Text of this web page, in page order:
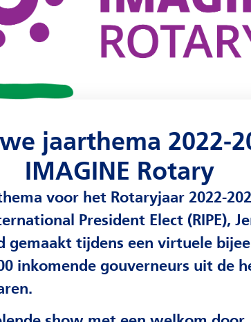
2022-2023
Rotary
het Rotaryjaar 2022-2023 is door
tijdens een virtuele bijeenkomst
show met een welkom door Jennifer
het is dat we elkaar als inkomende
president niet live kunnen zien
voor te bereiden op het komende
ze daarna een bijzonder inspirerende
op het nieuwe jaarthema. Waarbij
inspireren door de song "Imagine" van